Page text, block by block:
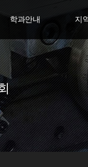
학과안내
스마트경영학부
휴먼복지학부
상담학부
ICT 공학부
K-컬쳐학부
지
지역
지역
지역